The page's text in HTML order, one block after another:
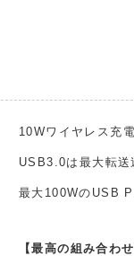
10Wワイヤレス充
USB3.0は最大転送
最大100WのUSB
【最高の組み合わせ